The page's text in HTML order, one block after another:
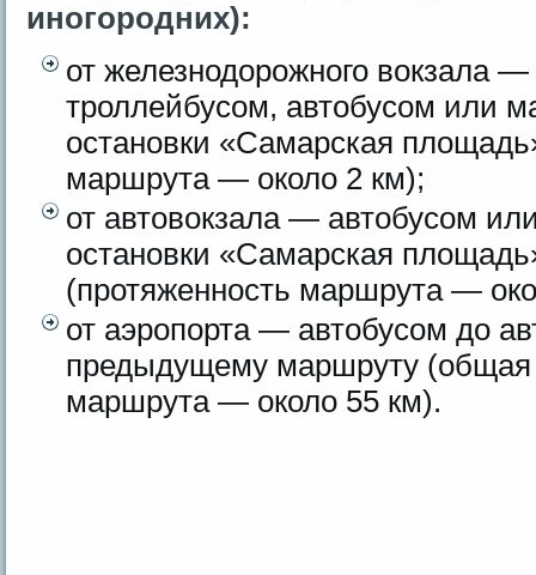
иногородних):
от железнодорожного вокзала
троллейбусом, автобусом или
остановки «Самарская
маршрута — около 2 км);
от автовокзала — автобусом
остановки «Самарская
(протяженность маршрута —
от аэропорта — автобусом до
предыдущему маршруту (общая
маршрута — около 55 км).